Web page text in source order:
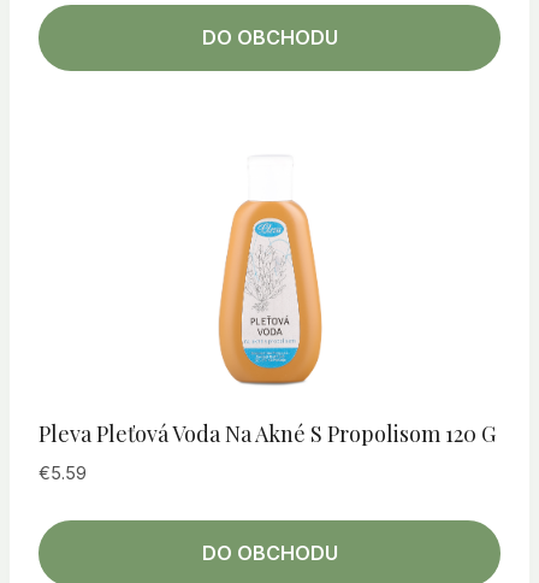
DO OBCHODU
Pleva Pleťová Voda Na Akné S Propolisom 120 G
€5.59
DO OBCHODU